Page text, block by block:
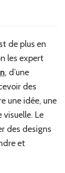
de plus en
les expert
, d’une
des
une idée, une
Le
des designs
et